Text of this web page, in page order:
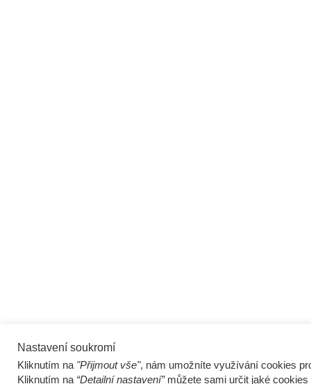
Nastavení soukromí
Kliknutím na "Přijmout vše", nám umožníte využívání cookies
Kliknutím na “Detailní nastavení”můžete sami určit jaké